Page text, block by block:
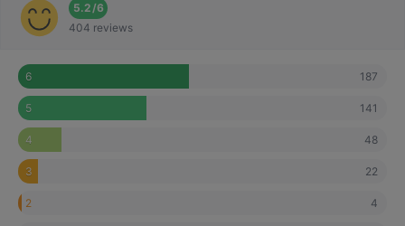
5.2/6
404 reviews
6 187
5 141
4 48
3 22
2 4